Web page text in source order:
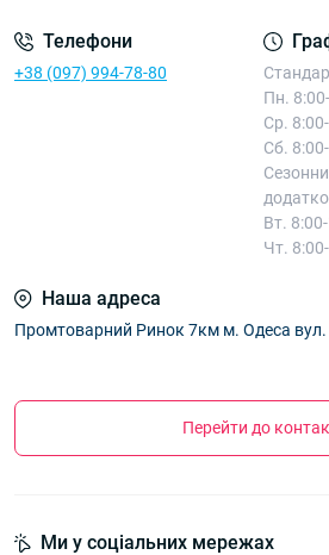
Телефони
+38 (097) 994-78-80
Пн.
Ср.
Сб.
Вт.
Чт.
Наша адреса
Промтоварний Ринок 7км м. Одеса
Перейти до
Ми у соціальних мережах